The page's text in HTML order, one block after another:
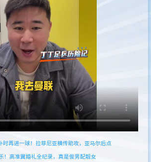
篮球录像
新闻
时再进一球！拉菲尼亚横传助攻，亚马尔后点
！高准翼婚礼全纪录，真是俊男配靓女